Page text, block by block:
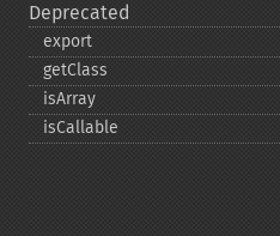
Deprecated
export
getClass
isArray
isCallable